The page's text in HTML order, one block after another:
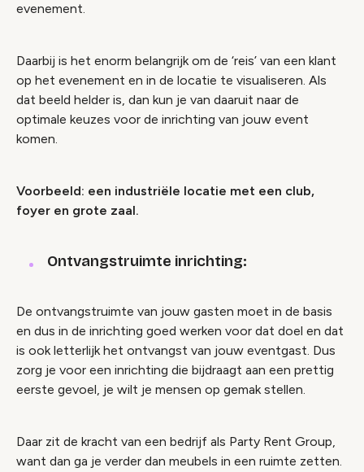
evenement.
Daarbij is het enorm belangrijk om de ‘reis’ van een klant
op het evenement en in de locatie te visualiseren. Als
dat beeld helder is, dan kun je van daaruit naar de
optimale keuzes voor de inrichting van jouw event
komen.
Voorbeeld: een industriële locatie met een club,
foyer en grote zaal.
Ontvangstruimte inrichting:
De ontvangstruimte van jouw gasten moet in de basis
en dus in de inrichting goed werken voor dat doel en dat
is ook letterlijk het ontvangst van jouw eventgast. Dus
zorg je voor een inrichting die bijdraagt aan een prettig
eerste gevoel, je wilt je mensen op gemak stellen.
Daar zit de kracht van een bedrijf als Party Rent Group,
want dan ga je verder dan meubels in een ruimte zetten.